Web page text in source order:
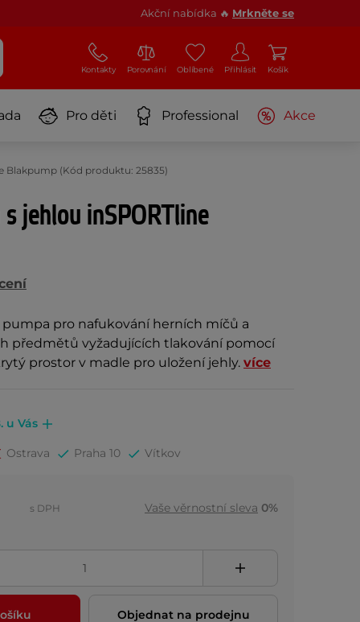
Akční nabídka 🔥 Mrkněte se
Kontakty Porovnání Oblíbené Přihlásit Košík
Pro děti Professional Akce
Blakpump (Kód produktu: 25835)
jehlou inSPORTline
pro nafukování herních míčů a
předmětů vyžadujících tlakování pomocí
prostor v madle pro uložení jehly. více
u Vás
Ostrava Praha 10 Vítkov
s DPH Vaše věrnostní sleva 0%
Objednat na prodejnu